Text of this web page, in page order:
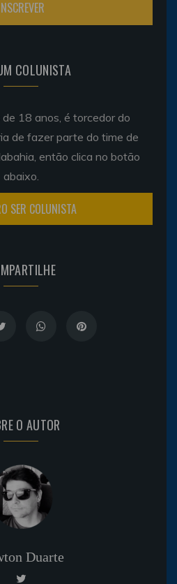
COLUNISTA
18 anos, é torcedor do
de fazer parte do time de
então clica no botão
abaixo.
SER COLUNISTA
O AUTOR
Duarte